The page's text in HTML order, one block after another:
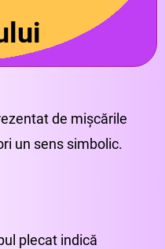
de mișcările
un sens simbolic.
plecat indică